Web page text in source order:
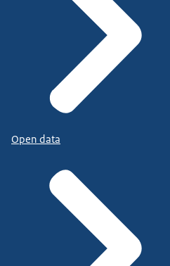
Open data